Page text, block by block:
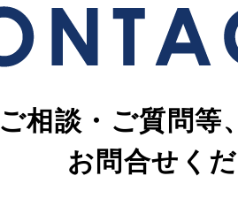
ご相談・ご質問等
お問合せく